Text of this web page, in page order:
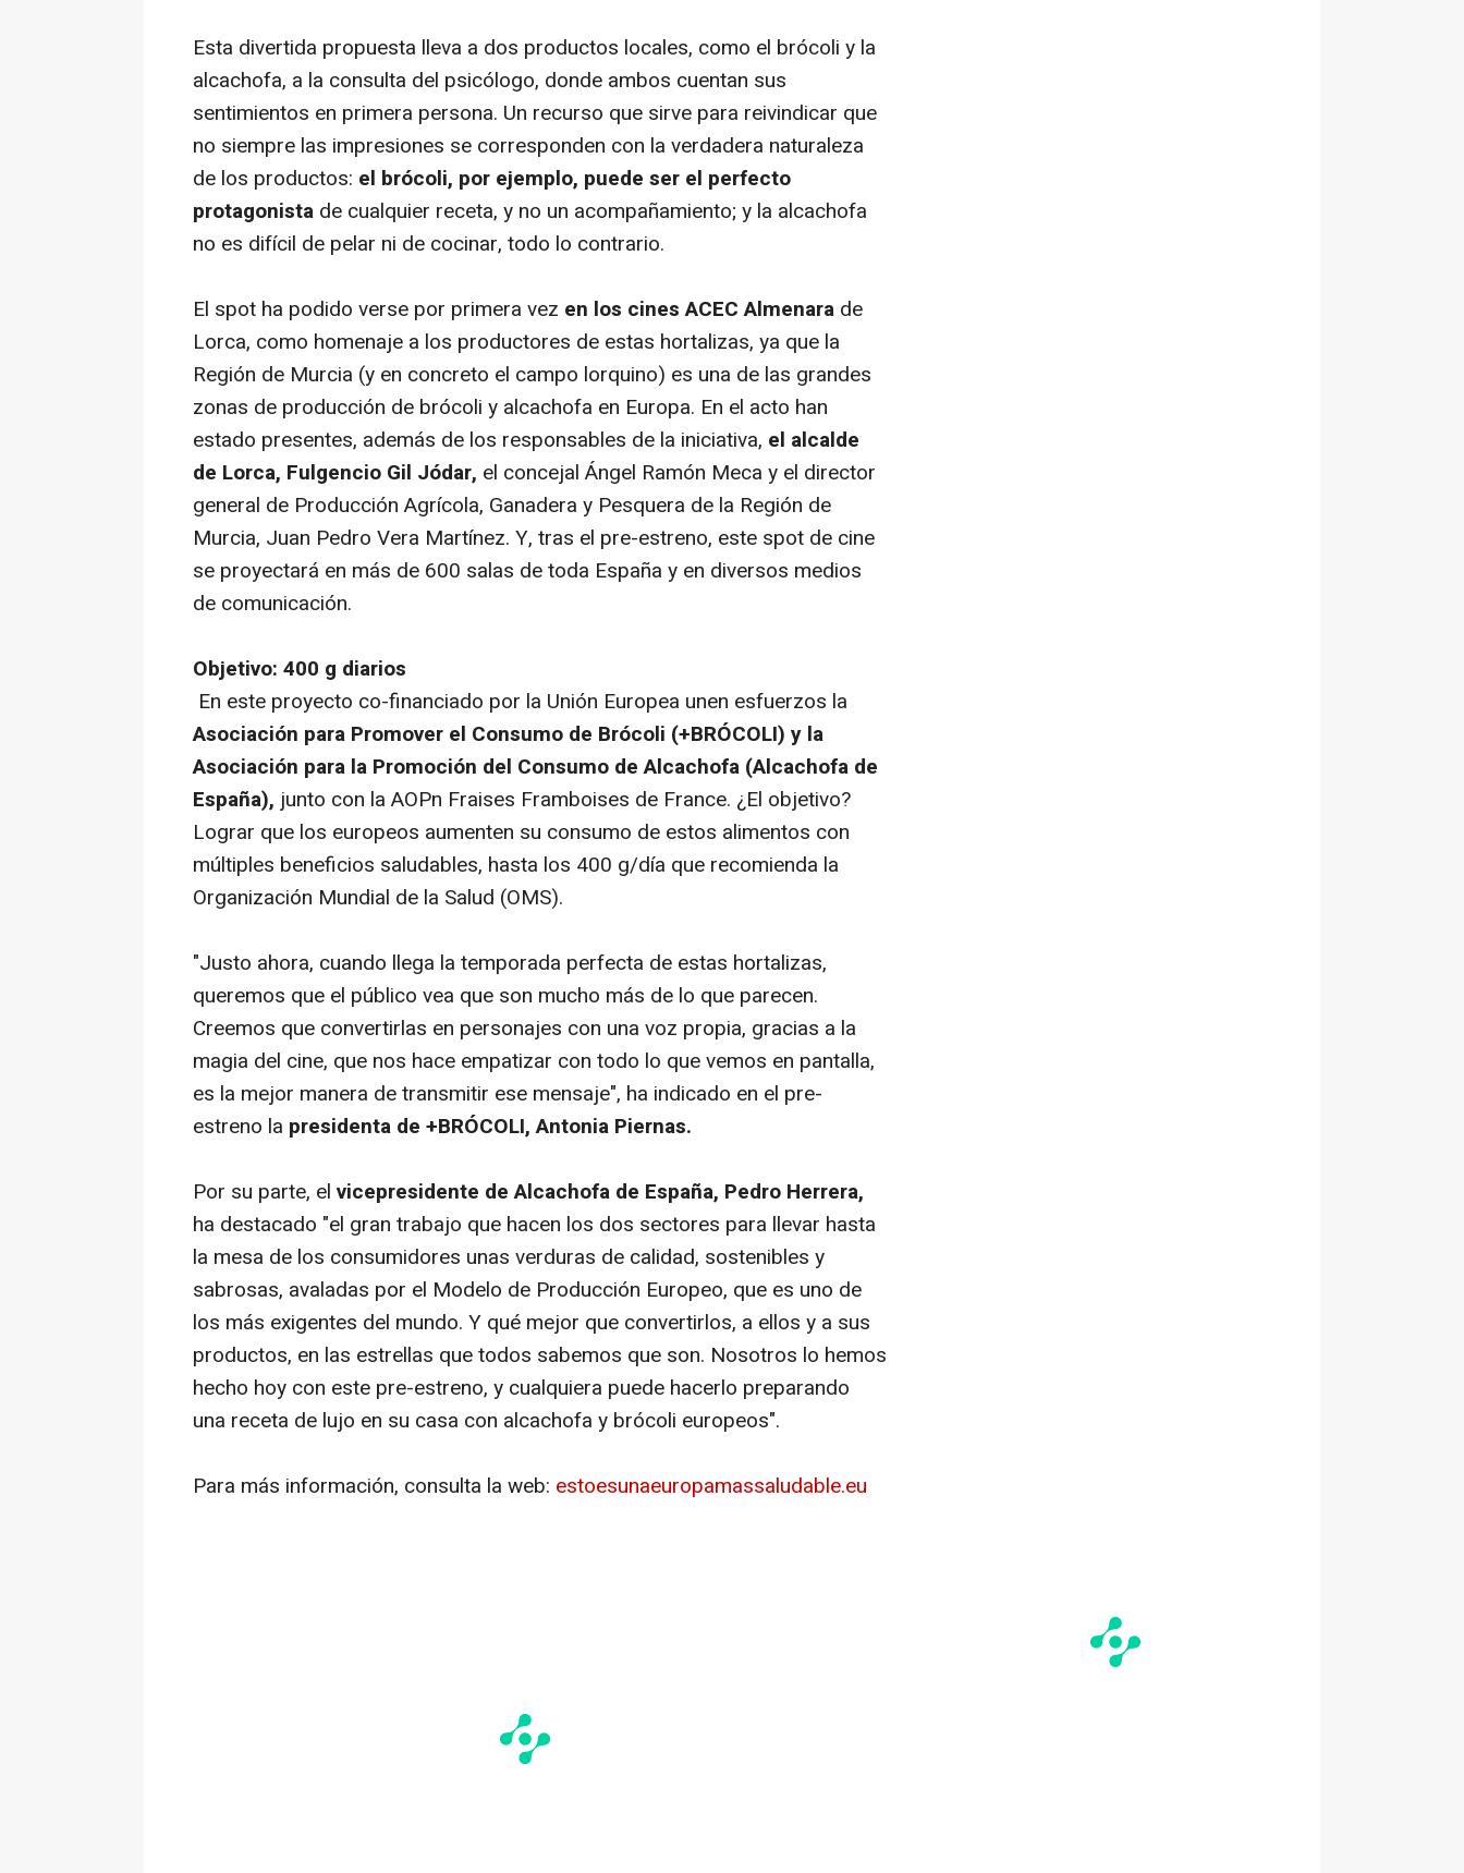
Esta divertida propuesta lleva a dos productos locales, como el brócoli y la
alcachofa, a la consulta del psicólogo, donde ambos cuentan sus
sentimientos en primera persona. Un recurso que sirve para reivindicar que
no siempre las impresiones se corresponden con la verdadera naturaleza
de los productos: el brócoli, por ejemplo, puede ser el perfecto
protagonista de cualquier receta, y no un acompañamiento; y la alcachofa
no es difícil de pelar ni de cocinar, todo lo contrario.
El spot ha podido verse por primera vez en los cines ACEC Almenara de
Lorca, como homenaje a los productores de estas hortalizas, ya que la
Región de Murcia (y en concreto el campo lorquino) es una de las grandes
zonas de producción de brócoli y alcachofa en Europa. En el acto han
estado presentes, además de los responsables de la iniciativa, el alcalde
de Lorca, Fulgencio Gil Jódar, el concejal Ángel Ramón Meca y el director
general de Producción Agrícola, Ganadera y Pesquera de la Región de
Murcia, Juan Pedro Vera Martínez. Y, tras el pre-estreno, este spot de cine
se proyectará en más de 600 salas de toda España y en diversos medios
de comunicación.
Objetivo: 400 g diarios
En este proyecto co-financiado por la Unión Europea unen esfuerzos la
Asociación para Promover el Consumo de Brócoli (+BRÓCOLI) y la
Asociación para la Promoción del Consumo de Alcachofa (Alcachofa de
España), junto con la AOPn Fraises Framboises de France. ¿El objetivo?
Lograr que los europeos aumenten su consumo de estos alimentos con
múltiples beneficios saludables, hasta los 400 g/día que recomienda la
Organización Mundial de la Salud (OMS).
"Justo ahora, cuando llega la temporada perfecta de estas hortalizas,
queremos que el público vea que son mucho más de lo que parecen.
Creemos que convertirlas en personajes con una voz propia, gracias a la
magia del cine, que nos hace empatizar con todo lo que vemos en pantalla,
es la mejor manera de transmitir ese mensaje", ha indicado en el pre-
estreno la presidenta de +BRÓCOLI, Antonia Piernas.
Por su parte, el vicepresidente de Alcachofa de España, Pedro Herrera,
ha destacado "el gran trabajo que hacen los dos sectores para llevar hasta
la mesa de los consumidores unas verduras de calidad, sostenibles y
sabrosas, avaladas por el Modelo de Producción Europeo, que es uno de
los más exigentes del mundo. Y qué mejor que convertirlos, a ellos y a sus
productos, en las estrellas que todos sabemos que son. Nosotros lo hemos
hecho hoy con este pre-estreno, y cualquiera puede hacerlo preparando
una receta de lujo en su casa con alcachofa y brócoli europeos".
Para más información, consulta la web: estoesunaeuropamassaludable.eu